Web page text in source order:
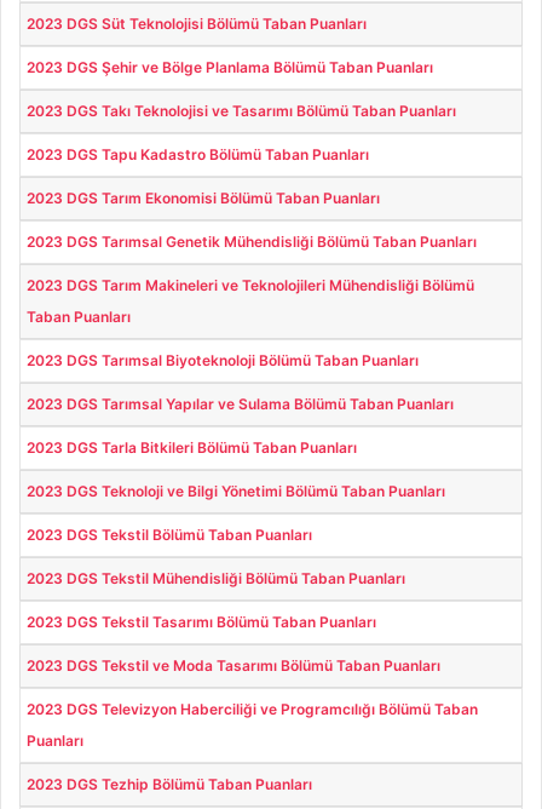
2023 DGS Süt Teknolojisi Bölümü Taban Puanları
2023 DGS Şehir ve Bölge Planlama Bölümü Taban Puanları
2023 DGS Takı Teknolojisi ve Tasarımı Bölümü Taban Puanları
2023 DGS Tapu Kadastro Bölümü Taban Puanları
2023 DGS Tarım Ekonomisi Bölümü Taban Puanları
2023 DGS Tarımsal Genetik Mühendisliği Bölümü Taban Puanları
2023 DGS Tarım Makineleri ve Teknolojileri Mühendisliği Bölümü
Taban Puanları
2023 DGS Tarımsal Biyoteknoloji Bölümü Taban Puanları
2023 DGS Tarımsal Yapılar ve Sulama Bölümü Taban Puanları
2023 DGS Tarla Bitkileri Bölümü Taban Puanları
2023 DGS Teknoloji ve Bilgi Yönetimi Bölümü Taban Puanları
2023 DGS Tekstil Bölümü Taban Puanları
2023 DGS Tekstil Mühendisliği Bölümü Taban Puanları
2023 DGS Tekstil Tasarımı Bölümü Taban Puanları
2023 DGS Tekstil ve Moda Tasarımı Bölümü Taban Puanları
2023 DGS Televizyon Haberciliği ve Programcılığı Bölümü Taban
Puanları
2023 DGS Tezhip Bölümü Taban Puanları